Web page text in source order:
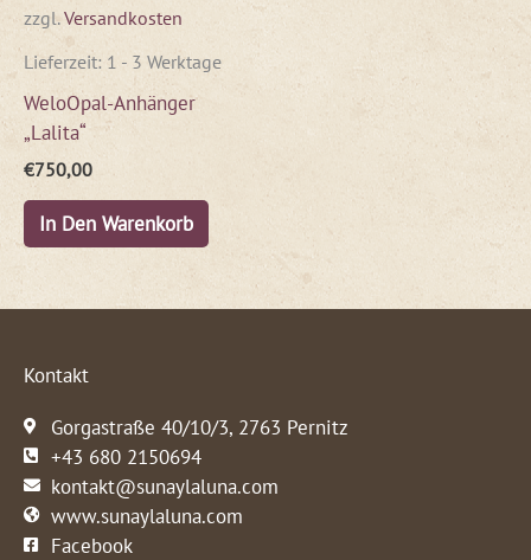
zzgl.Versandkosten
Lieferzeit: 1 - 3 Werktage
WeloOpal-Anhänger
„Lalita“
€750,00
In Den Warenkorb
Kontakt
Gorgastraße 40/10/3, 2763 Pernitz
+43 680 2150694
kontakt@sunaylaluna.com
www.sunaylaluna.com
Facebook